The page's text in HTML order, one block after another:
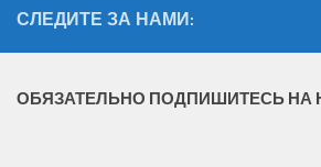
СЛЕДИТЕ ЗА НАМИ:
ОБЯЗАТЕЛЬНО ПОДПИШИТЕСЬ